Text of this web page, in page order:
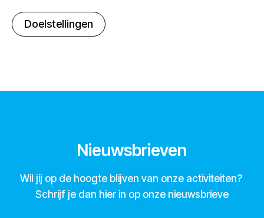
Doelstellingen
Nieuwsbrieven
Wil jij op de hoogte blijven van onze activiteiten?
Schrijf je dan hier in op onze nieuwsbrieve